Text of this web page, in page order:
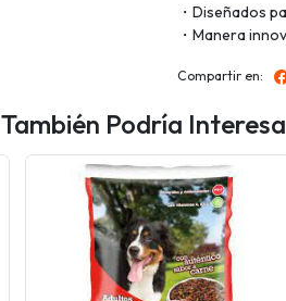
・Diseñados
・Manera
Compartir en:
También Podría